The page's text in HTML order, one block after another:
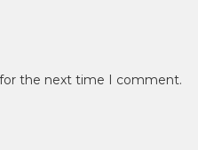
the next time I comment.